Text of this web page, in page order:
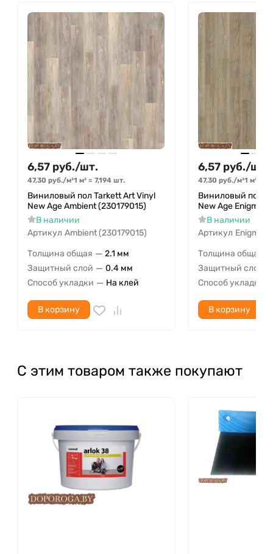
VINYL устойчив к вмятинам, воздействию
мебели на роликовых ножках и каблукам
100% влагостойкость
6,57 руб./шт.
47,30 руб./м²1 м² = 7,194 шт.
Виниловый пол Tarkett Art Vinyl
New Age Ambient (230179015)
В наличии
Артикул Ambient (230179015)
Толщина общая — 2.1 мм
Защитный слой — 0.4 мм
Способ укладки — На клей
В корзину
6,57 руб./шт.
47,30 руб./м²1 м²
Виниловый пол
New Age Enigma
В наличии
Артикул Enigma
Толщина общая
Защитный слой
Способ укладки
В корзину
С этим товаром также покупают